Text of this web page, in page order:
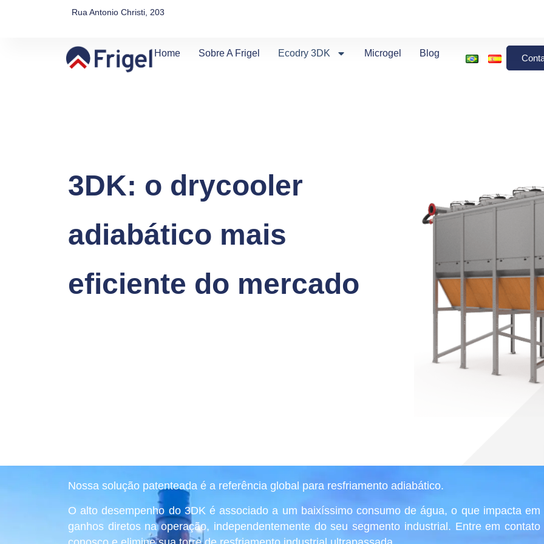
Rua Antonio Christi, 203
Home Sobre A Frigel Ecodry 3DK Microgel Blog
3DK: o drycooler
adiabático mais
eficiente do mercado
Nossa solução patenteada é a referência global para resfriamento adiabático.
O alto desempenho do 3DK é associado a um baixíssimo consumo de água, o que impacta em
ganhos diretos na operação, independentemente do seu segmento industrial. Entre em contato